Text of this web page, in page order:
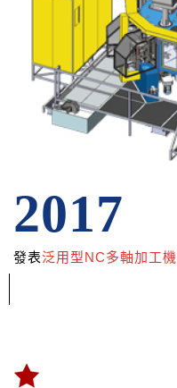
2017
發表泛用型NC多軸加工機